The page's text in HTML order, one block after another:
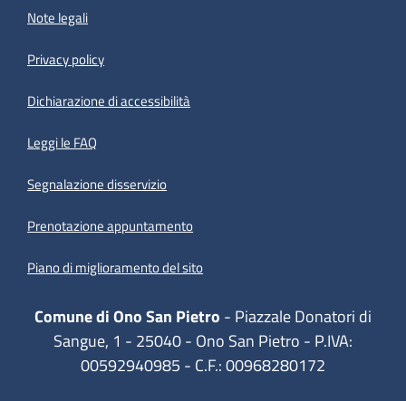
Note legali
Privacy policy
Dichiarazione di accessibilità
Leggi le FAQ
Segnalazione disservizio
Prenotazione appuntamento
Piano di miglioramento del sito
Comune di Ono San Pietro - Piazzale Donatori di
Sangue, 1 - 25040 - Ono San Pietro - P.IVA:
00592940985 - C.F.: 00968280172